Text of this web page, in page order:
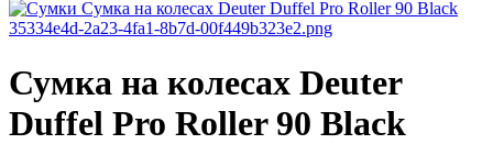
Сумка на колесах Deuter
Duffel Pro Roller 90 Black